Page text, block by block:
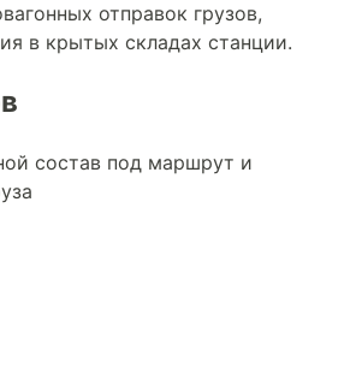
отправок грузов,
в крытых складах станции.
состав под маршрут и